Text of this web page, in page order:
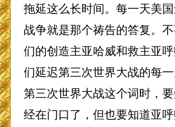
拖延这么长时间。每一天美
战争就是那个祷告的答复。
们的创造主亚哈威和救主亚
们延迟第三次世界大战的每
第三次世界大战这个词时，
经在门口了，但也要知道亚